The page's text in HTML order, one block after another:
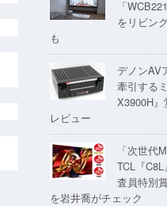
「
をリビン
も
デノンAV
牽引する
X3900H
レビュー
「次世代
TCL『
査員特別
を岩井喬がチェック